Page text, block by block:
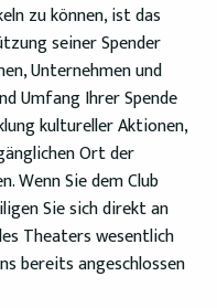
zu können, ist das
seiner Spender
Unternehmen und
Umfang Ihrer Spende
kultureller Aktionen,
Ort der
Wenn Sie dem Club
Sie sich direkt an
Theaters wesentlich
bereits angeschlossen